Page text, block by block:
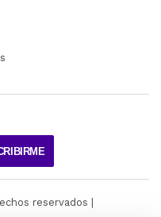
reservados |